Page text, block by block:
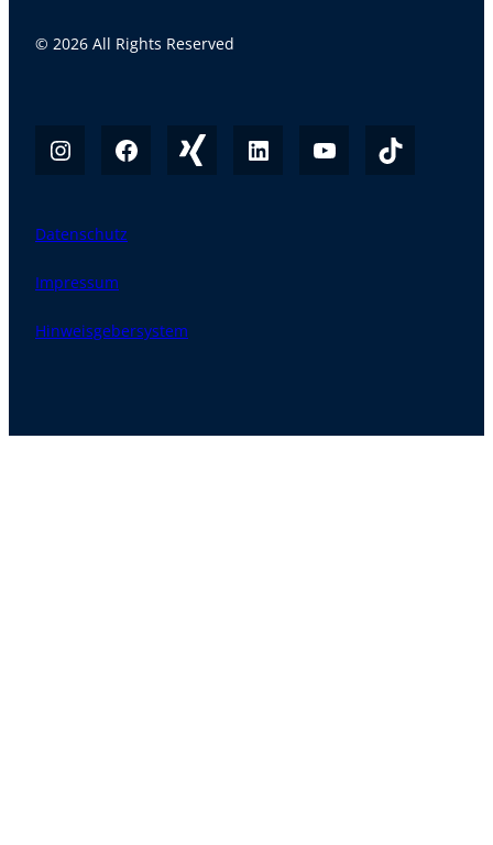
© 2026 All Rights Reserved
Datenschutz
Impressum
Hinweisgebersystem